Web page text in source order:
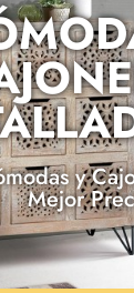
y
Mejor